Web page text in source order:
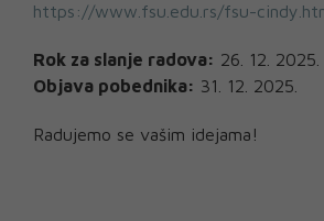
https://www.fsu.edu.rs/fsu-
Rok za slanje radova: 26. 12. 2025.
Objava pobednika: 31. 12. 2025.
Radujemo se vašim idejama!